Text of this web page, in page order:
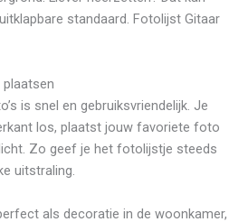
standaard. Fotolijst Gitaar
is snel en gebruiksvriendelijk. Je
los, plaatst jouw favoriete foto
Zo geef je het fotolijstje steeds
uitstraling.
als decoratie in de woonkamer,